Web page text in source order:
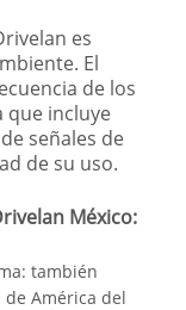
es
El
de los
que incluye
señales de
de su uso.
México:
también
de América del